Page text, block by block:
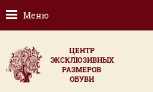
Меню
ЦЕНТР
ЭКСКЛЮЗИВНЫХ
РАЗМЕРОВ
ОБУВИ